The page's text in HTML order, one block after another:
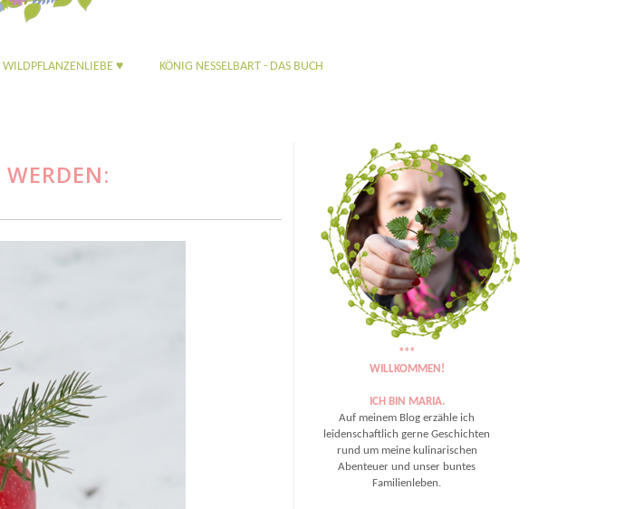
WILDPFLANZENLIEBE ♥ KÖNIG NESSELBART - DAS BUCH
***
WILLKOMMEN!
ICH BIN MARIA.
Auf meinem Blog erzähle ich
leidenschaftlich gerne Geschichten
rund um meine kulinarischen
Abenteuer und unser buntes
Familienleben.